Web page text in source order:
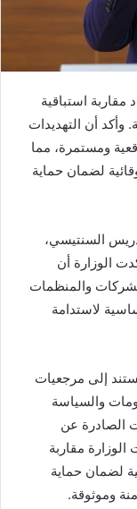
استباقية
وأكد أن التهديدات
ومستمرة، مما
لضمان حماية
السنتيسي،
الوزارة أن
والمنظمات
لاستدامة
إلى مرجعيات
والسياسة
الصادرة عن
مقاربة
لضمان حماية
وموثوقة.